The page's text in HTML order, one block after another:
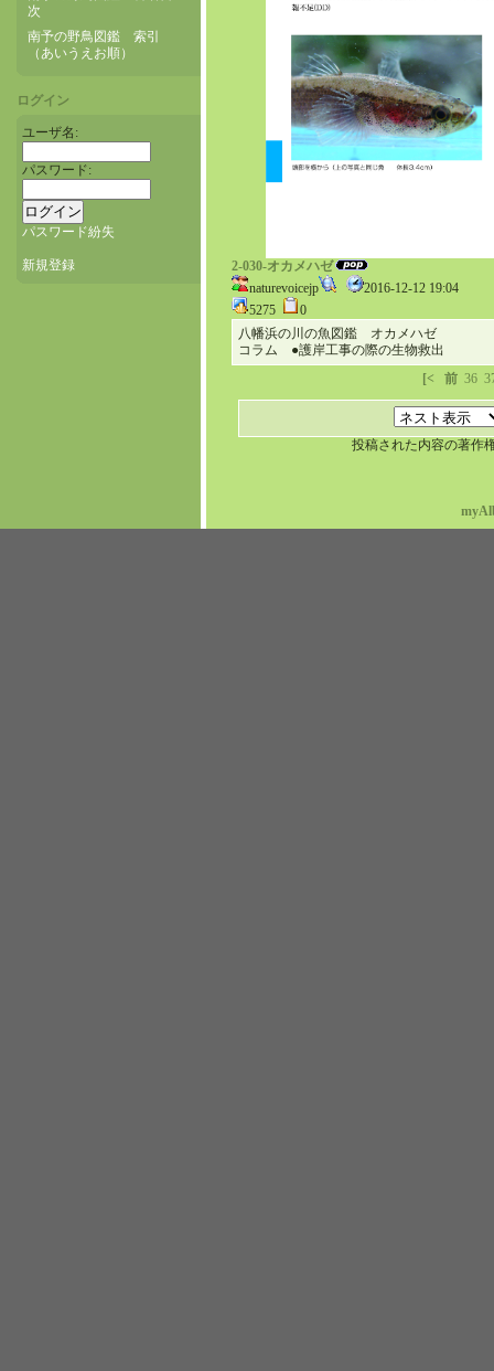
次
南予の野鳥図鑑 索引
（あいうえお順）
ログイン
ユーザ名:
パスワード:
パスワード紛失
新規登録
2-030-オカメハゼ
naturevoicejp
2016-12-12 19:04
5275
0
八幡浜の川の魚図鑑 オカメハゼ
コラム ●護岸工事の際の生物救出
[<
前 36
投稿された内容の著作